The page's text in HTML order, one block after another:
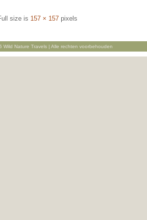
size is 157 × 157pixels
Wild Nature Travels | Alle rechten voorbehouden